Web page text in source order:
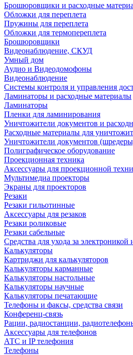
Брошюровщики и расходные
Обложки для переплета
Пружины для переплета
Обложки для термопереплета
Брошюровщики
Видеонаблюдение, СКУД
Умный дом
Аудио и Видеодомофоны
Видеонаблюдение
Системы контроля и управления
Ламинаторы и расходные материалы
Ламинаторы
Пленки для ламинирования
Уничтожители документов и
Расходные материалы для
Уничтожители документов
Полиграфическое оборудование
Проекционная техника
Аксессуары для проекционной
Мультимедиа проекторы
Экраны для проекторов
Резаки
Резаки гильотинные
Аксессуары для резаков
Резаки роликовые
Резаки сабельные
Средства для ухода за
Калькуляторы
Картриджи для калькуляторов
Калькуляторы карманные
Калькуляторы настольные
Калькуляторы научные
Калькуляторы печатающие
Телефоны и факсы, средства связи
Конференц-связь
Рации, радиостанции,
Аксессуары для телефонов
АТС и IP телефония
Телефоны